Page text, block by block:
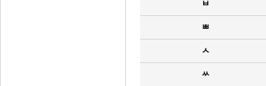
ㅂ
ㅃ
ㅅ
ㅆ